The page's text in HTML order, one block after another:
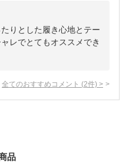
りとした履き心地とテー
レでとてもオススメでき
全てのおすすめコメント (2件) >
品